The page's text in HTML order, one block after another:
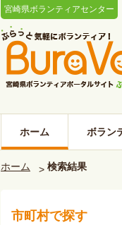
宮崎県ボランティアセンター
ホーム ボラン
ホーム 検索結果
市町村で探す